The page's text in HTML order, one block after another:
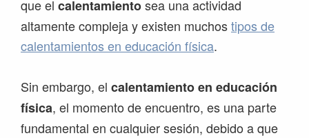
que el calentamientosea una actividad
altamente compleja y existen muchostipos de
calentamientos en educación física.
Sin embargo, el calentamiento en educación
física, el momento de encuentro, es una parte
fundamental en cualquier sesión, debido a que